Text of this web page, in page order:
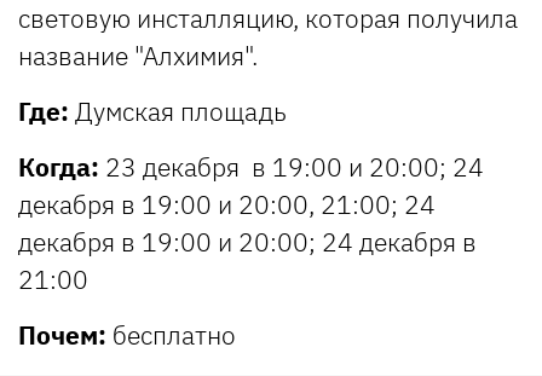
световую инсталляцию, которая получила
название "Алхимия".
Где: Думская площадь
Когда: 23 декабря в 19:00 и 20:00; 24
декабря в 19:00 и 20:00, 21:00; 24
декабря в 19:00 и 20:00; 24 декабря в
21:00
Почем: бесплатно